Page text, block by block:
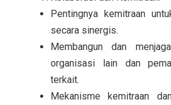
Pentingnya kemitraan
secara sinergis.
Membangun dan
organisasi lain dan
terkait.
Mekanisme kemitraan